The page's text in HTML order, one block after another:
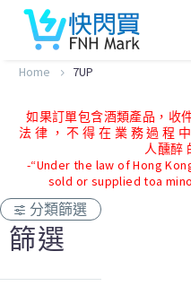
Home 7UP
如果訂單包含酒類產品，收
法 律 ， 不 得 在 業 務 過 程
人醺醉
-“Under the law of Hong
sold or supplied toa
分類篩選
篩選